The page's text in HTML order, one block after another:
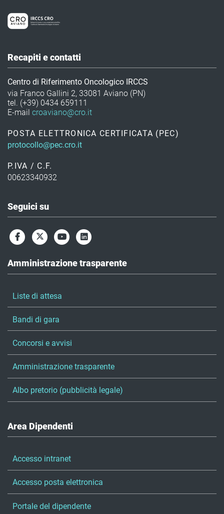
Recapiti e contatti
Centro di Riferimento Oncologico IRCCS
via Franco Gallini 2, 33081 Aviano (PN)
tel. (+39) 0434 659111
E-mail croaviano@cro.it
POSTA ELETTRONICA CERTIFICATA (PEC)
protocollo@pec.cro.it
P.IVA / C.F.
00623340932
Seguici su
Amministrazione trasparente
Liste di attesa
Bandi di gara
Concorsi e avvisi
Amministrazione trasparente
Albo pretorio (pubblicità legale)
Area Dipendenti
Accesso intranet
Accesso posta elettronica
Portale del dipendente